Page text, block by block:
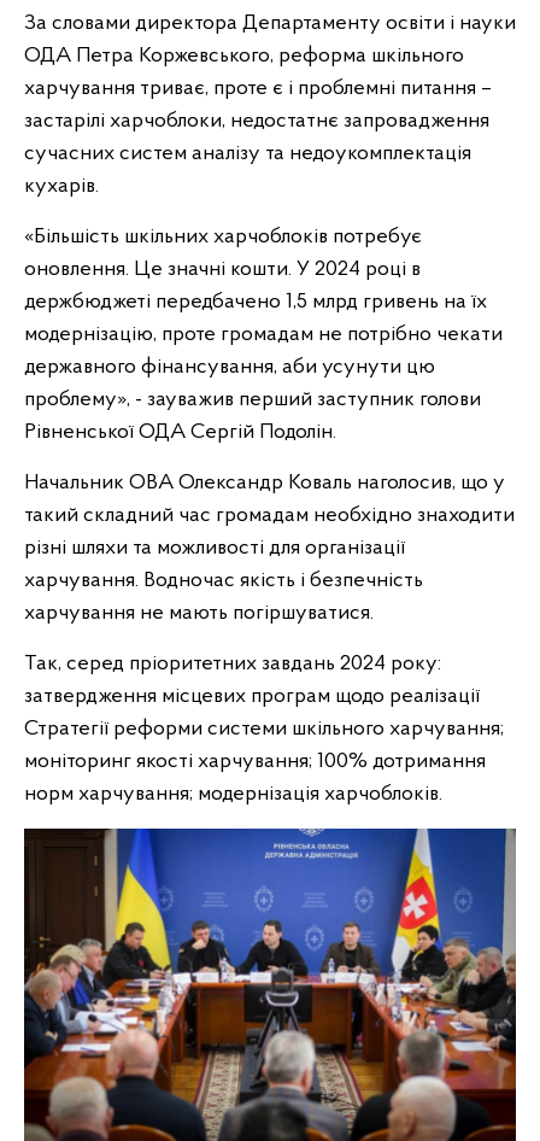
За словами директора Департаменту освіти і науки
ОДА Петра Коржевського, реформа шкільного
харчування триває, проте є і проблемні питання –
застарілі харчоблоки, недостатнє запровадження
сучасних систем аналізу та недоукомплектація
кухарів.
«Більшість шкільних харчоблоків потребує
оновлення. Це значні кошти. У 2024 році в
держбюджеті передбачено 1,5 млрд гривень на їх
модернізацію, проте громадам не потрібно чекати
державного фінансування, аби усунути цю
проблему», - зауважив перший заступник голови
Рівненської ОДА Сергій Подолін.
Начальник ОВА Олександр Коваль наголосив, що у
такий складний час громадам необхідно знаходити
різні шляхи та можливості для організації
харчування. Водночас якість і безпечність
харчування не мають погіршуватися.
Так, серед пріоритетних завдань 2024 року:
затвердження місцевих програм щодо реалізації
Стратегії реформи системи шкільного харчування;
моніторинг якості харчування; 100% дотримання
норм харчування; модернізація харчоблоків.